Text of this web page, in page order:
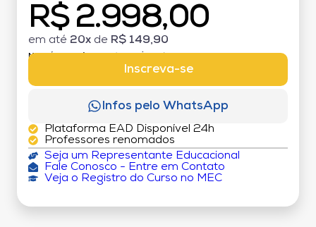
R$ 2.998,00
em até 20x de R$ 149,90
MATRÍCULA:
Inscreva-se
Infos pelo WhatsApp
Plataforma EAD Disponível 24h
Professores renomados
Seja um Representante Educacional
Fale Conosco - Entre em Contato
Veja o Registro do Curso no MEC